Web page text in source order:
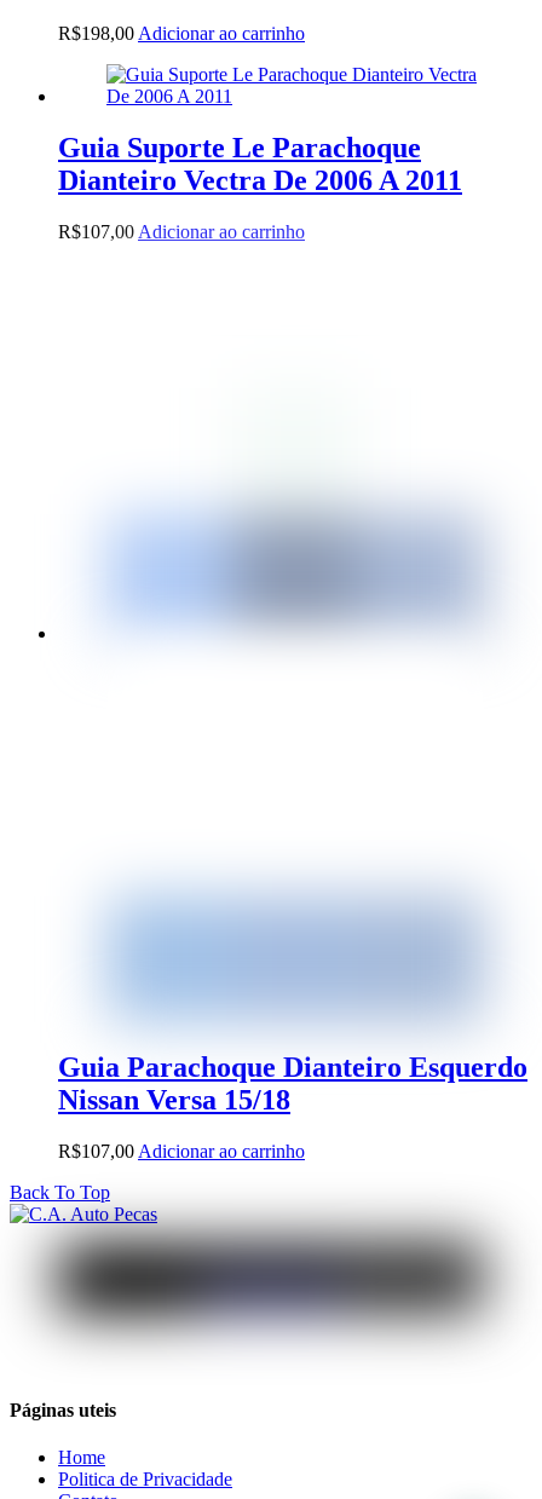
R$198,00 Adicionar ao carrinho
Guia Suporte Le Parachoque
Dianteiro Vectra De 2006 A 2011
R$107,00 Adicionar ao carrinho
Guia Parachoque Dianteiro Esquerdo
Nissan Versa 15/18
R$107,00 Adicionar ao carrinho
Back To Top
Páginas uteis
Home
Politica de Privacidade